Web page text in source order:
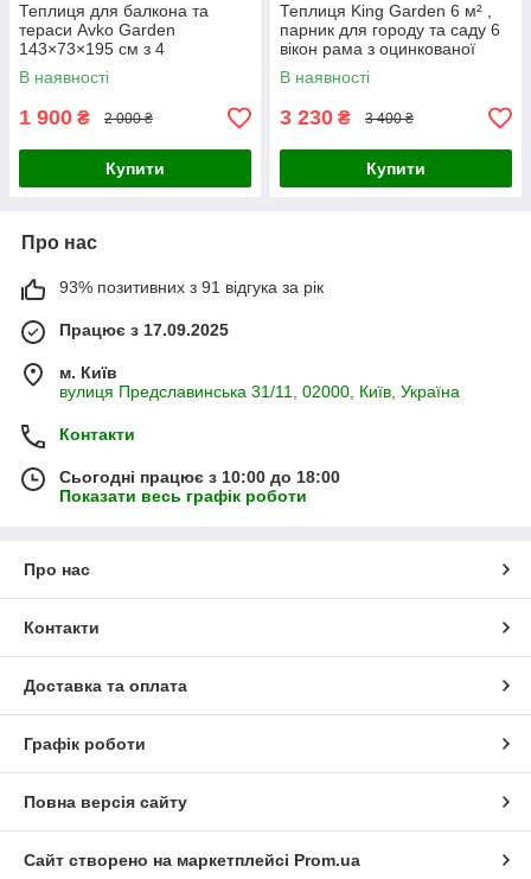
Теплиця для балкона та
тераси Avko Garden
143×73×195 см з 4
полицями, УФ-захистом та
ПВХ плівкою
В наявності
1 900 ₴ 2 000 ₴
Купити
Теплиця King Garden 6 м² ,
парник для городу та саду 6
вікон рама з оцинкованої
сталі 300х200х200 см
В наявності
3 230 ₴ 3 400 ₴
Купити
Про нас
93% позитивних з 91 відгука за рік
Працює з 17.09.2025
м. Київ
вулиця Предславинська 31/11, 02000, Київ, Україна
Контакти
Сьогодні працює з 10:00 до 18:00
Показати весь графік роботи
Про нас
Контакти
Доставка та оплата
Графік роботи
Повна версія сайту
Сайт створено на маркетплейсі Prom.ua